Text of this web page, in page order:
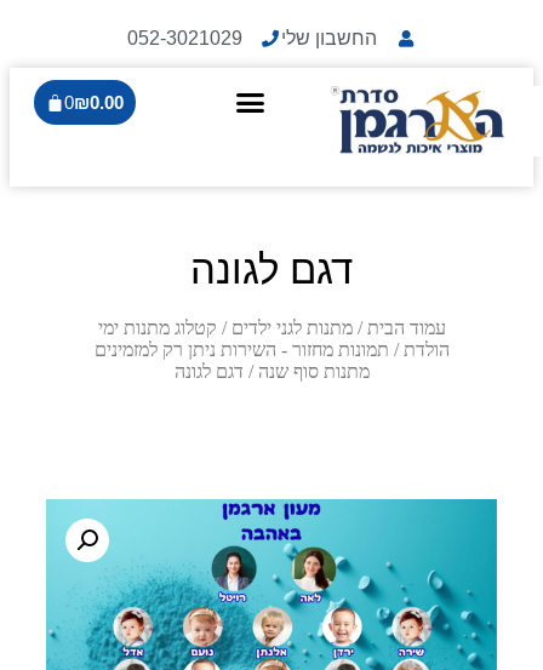
החשבון שלי 052-3021029
₪0.00
0
דגם לגונה
עמוד הבית /מתנות לגני ילדים / קטלוג מתנות ימי
הולדת / תמונות מחזור - השירות ניתן רק למזמינים
מתנות סוף שנה / דגם לגונה